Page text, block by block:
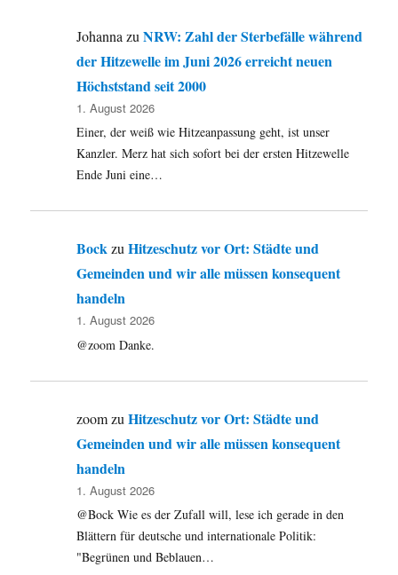
JohannazuNRW: Zahl der Sterbefälle während
der Hitzewelle im Juni 2026 erreicht neuen
Höchststand seit 2000
1. August 2026
Einer, der weiß wie Hitzeanpassung geht, ist unser
Kanzler. Merz hat sich sofort bei der ersten Hitzewelle
Ende Juni eine…
BockzuHitzeschutz vor Ort: Städte und
Gemeinden und wir alle müssen konsequent
handeln
1. August 2026
@zoom Danke.
zoomzuHitzeschutz vor Ort: Städte und
Gemeinden und wir alle müssen konsequent
handeln
1. August 2026
@Bock Wie es der Zufall will, lese ich gerade in den
Blättern für deutsche und internationale Politik:
"Begrünen und Beblauen…